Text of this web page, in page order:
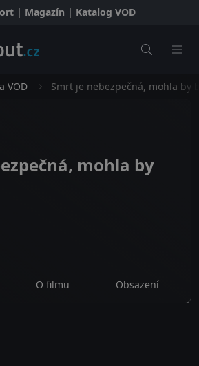
| Magazín | Katalog VOD
VOD Smrt je nebezpečná, mohla by
mohla by
O filmu Obsazení